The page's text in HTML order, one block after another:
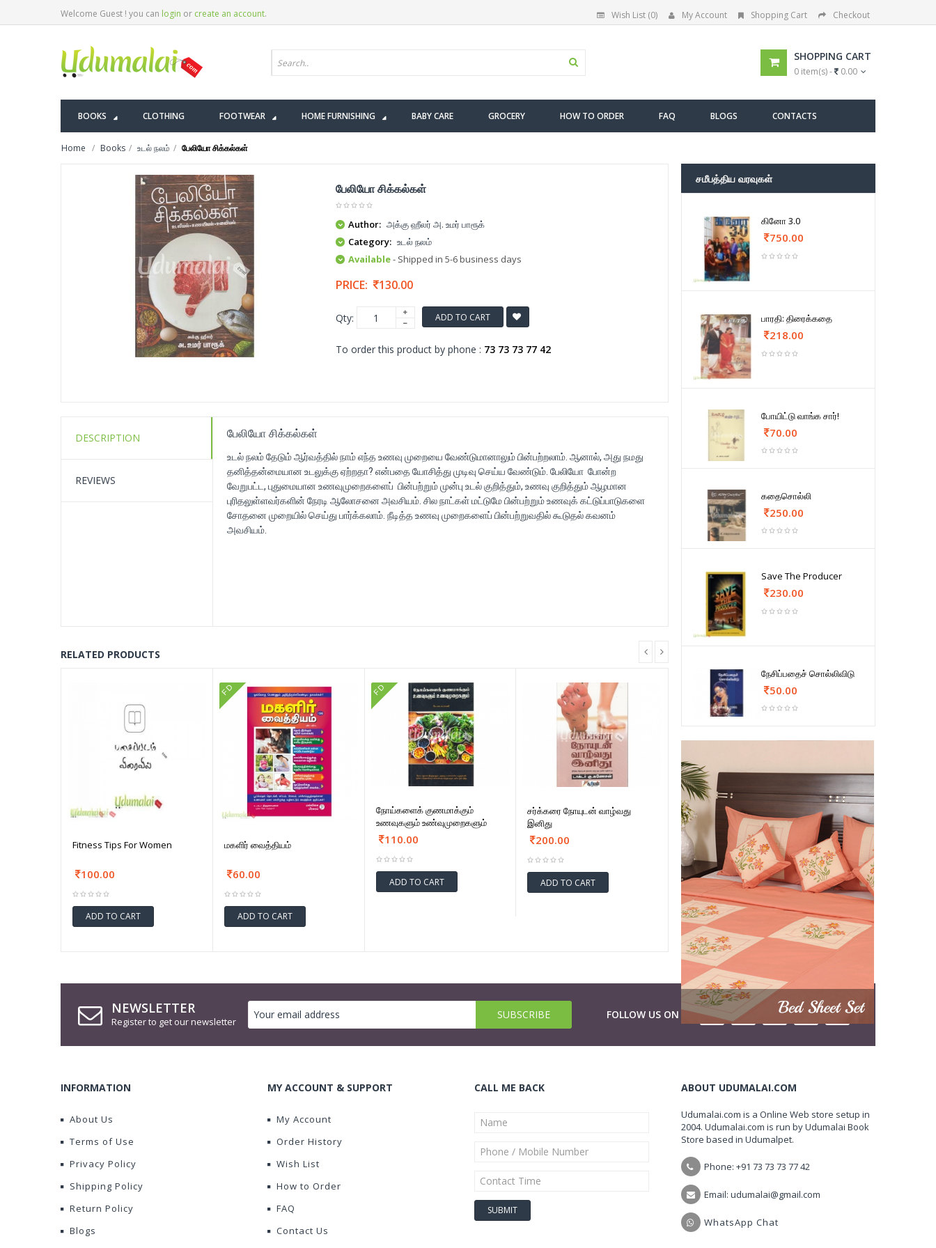
Welcome Guest ! you can login or create an account. Wish List (0) My Account Shopping Cart Checkout
SHOPPING CART
0 item(s) - 0.00
BOOKS CLOTHING FOOTWEAR HOME FURNISHING BABY CARE GROCERY HOW TO ORDER FAQ BLOGS CONTACTS
Home Books உடல் நலம் பேலியோ சிக்கல்கள்
பேலியோ சிக்கல்கள்
Author: அக்கு ஹீலர் அ. உமர் பாரூக்
Category: உடல் நலம்
Available- Shipped in 5-6 business days
PRICE: 130.00
Qty: ADD TO CART
To order this product by phone : 73 73 73 77 42
DESCRIPTION
REVIEWS
பேலியோ சிக்கல்கள்
உடல் நலம் தேடும் ஆர்வத்தில் நாம் எந்த உணவு முறையை வேண்டுமானாலும் பின்பற்றலாம். ஆனால், அது நமது
தனித்தன்மையான உடலுக்கு ஏற்றதா? என்பதை யோசித்து முடிவு செய்ய வேண்டும். பேலியோ போன்ற
வேறுபட்ட, புதுமையான உணவுமுறைகளைப் பின்பற்றும் முன்பு உடல் குறித்தும், உணவு குறித்தும் ஆழமான
புரிதலுள்ளவர்களின் நேரடி ஆலோசனை அவசியம். சில நாட்கள் மட்டுமே பின்பற்றும் உணவுக் கட்டுப்பாடுகளை
சோதனை முறையில் செய்து பார்க்கலாம். நீடித்த உணவு முறைகளைப் பின்பற்றுவதில் கூடுதல் கவனம்
அவசியம்.
RELATED PRODUCTS
Fitness Tips For Women
100.00
ADD TO CART
FD
மகளிர் வைத்தியம்
60.00
ADD TO CART
FD
நோய்களைக் குணமாக்கும்
உணவுகளும் உண்வுமுறைகளும்
110.00
ADD TO CART
சர்க்கரை நோயுடன் வாழ்வது
இனிது
200.00
ADD TO CART
சமீபத்திய வரவுகள்
கினோ 3.0
750.00
பாரதி: திரைக்கதை
218.00
போயிட்டு வாங்க சார்!
70.00
கதைசொல்லி
250.00
Save The Producer
230.00
நேசிப்பதைச் சொல்லிவிடு
50.00
NEWSLETTER
Register to get our newsletter
FOLLOW US ON
INFORMATION
About Us
Terms of Use
Privacy Policy
Shipping Policy
Return Policy
Blogs
MY ACCOUNT & SUPPORT
My Account
Order History
Wish List
How to Order
FAQ
Contact Us
CALL ME BACK ABOUT UDUMALAI.COM
Udumalai.com is a Online Web store setup in
2004. Udumalai.com is run by Udumalai Book
Store based in Udumalpet.
Phone: +91 73 73 73 77 42
Email: udumalai@gmail.com
WhatsApp Chat